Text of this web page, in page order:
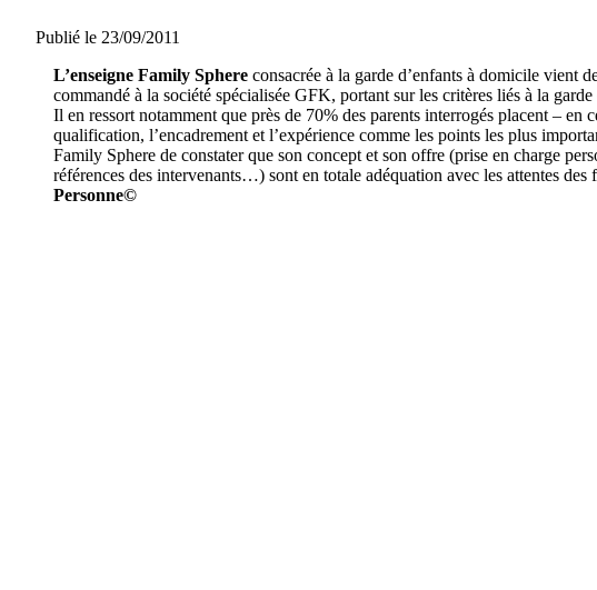
Publié le 23/09/2011
L’enseigne Family Sphere consacrée à la garde d’enfants à domicile vient
commandé à la société spécialisée GFK, portant sur les critères liés à la garde
Il en ressort notamment que près de 70% des parents interrogés placent – en
qualification, l’encadrement et l’expérience comme les points les plus
Family Sphere de constater que son concept et son offre (prise en charge
références des intervenants…) sont en totale adéquation avec les attentes des
Personne©